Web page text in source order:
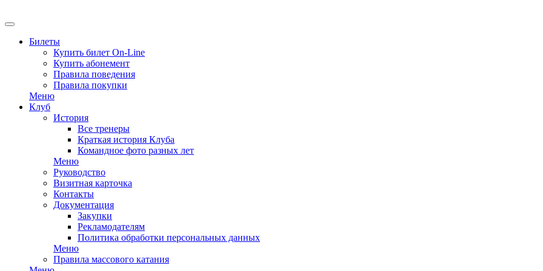
Билеты
Купить билет On-Line
Купить абонемент
Правила поведения
Правила покупки
Меню
Клуб
История
Все тренеры
Краткая история Клуба
Командное фото разных лет
Меню
Руководство
Визитная карточка
Контакты
Документация
Закупки
Рекламодателям
Политика обработки персональных данных
Меню
Правила массового катания